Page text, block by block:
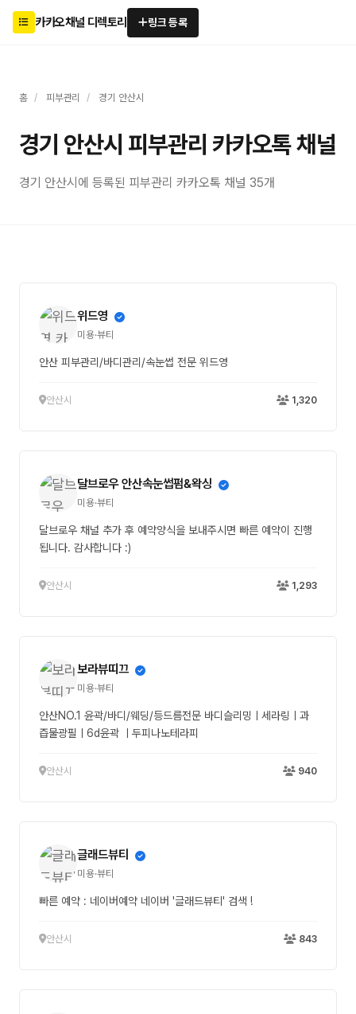
카카오채널 디렉토리 링크 등록
홈 / 피부관리 / 경기 안산시
경기 안산시 피부관리 카카오톡 채널
경기 안산시에 등록된 피부관리 카카오톡 채널 35개
위드영
미용·뷰티
안산 피부관리/바디관리/속눈썹 전문 위드영
안산시 1,320
달브로우 안산속눈썹펌&왁싱
미용·뷰티
달브로우 채널 추가 후 예약양식을 보내주시면 빠른 예약이 진행
됩니다. 감사합니다 :)
안산시 1,293
보라뷰띠끄
미용·뷰티
안산NO.1 윤곽/바디/웨딩/등드름전문 바디슬리밍ㅣ세라링ㅣ과
즙물광필ㅣ6d윤곽 ㅣ두피나노테라피
안산시 940
글래드뷰티
미용·뷰티
빠른 예약 : 네이버예약 네이버 '글래드뷰티' 검색 !
안산시 843